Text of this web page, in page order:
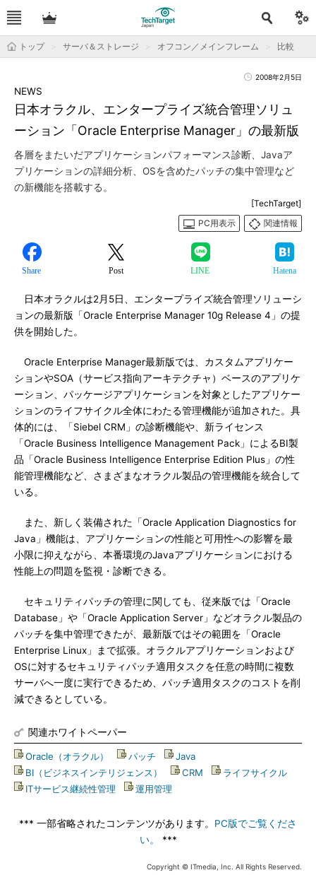
トップ サーバ＆ストレージ オフコン／メインフレーム 比較
2008年2月5日
日本オラクル、エンタープライズ統合管理ソリュ
ーション「Oracle Enterprise Manager」の最新版
NEWS
各層をまたいだアプリケーションパフォーマンス診断、Javaア
プリケーションの詳細分析、OSを含めたパッチの集中管理など
の新機能を搭載する。
[TechTarget]
PC用表示
関連情報
Share Post LINE Hatena
日本オラクルは2月5日、エンタープライズ統合管理ソリューシ
ョンの最新版「Oracle Enterprise Manager 10g Release 4」の提
供を開始した。
Oracle Enterprise Manager最新版では、カスタムアプリケー
ションやSOA（サービス指向アーキテクチャ）ベースのアプリケ
ーション、パッケージアプリケーションを対象としたアプリケー
ションのライフサイクル全体にわたる管理機能が追加された。具
体的には、「Siebel CRM」の診断機能や、新ライセンス
「Oracle Business Intelligence Management Pack」によるBI製
品「Oracle Business Intelligence Enterprise Edition Plus」の性
能管理機能など、さまざまなオラクル製品の管理機能を統合して
いる。
また、新しく装備された「Oracle Application Diagnostics for
Java」機能は、アプリケーションの性能と可用性への影響を最
小限に抑えながら、本番環境のJavaアプリケーションにおける
性能上の問題を監視・診断できる。
セキュリティパッチの管理に関しても、従来版では「Oracle
Database」や「Oracle Application Server」などオラクル製品の
パッチを集中管理できたが、最新版ではその範囲を「Oracle
Enterprise Linux」まで拡張。オラクルアプリケーションおよび
OSに対するセキュリティパッチ適用タスクを任意の時間に複数
サーバへ一度に実行できるため、パッチ適用タスクのコストを削
減できるとしている。
関連ホワイトペーパー
Oracle（オラクル） パッチ Java
BI（ビジネスインテリジェンス）
CRM ライフサイクル
ITサービス継続性管理
運用管理
*** 一部省略されたコンテンツがあります。 PC版でご覧くださ
い。
***
Copyright © ITmedia, Inc. All Rights Reserved.